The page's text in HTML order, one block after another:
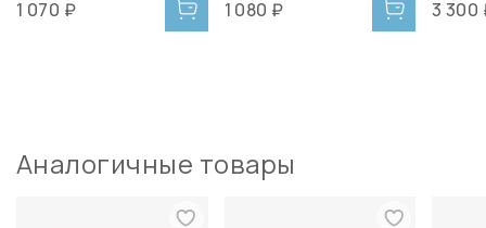
1 070 ₽ 1 080 ₽
3 300
Аналогичные товары